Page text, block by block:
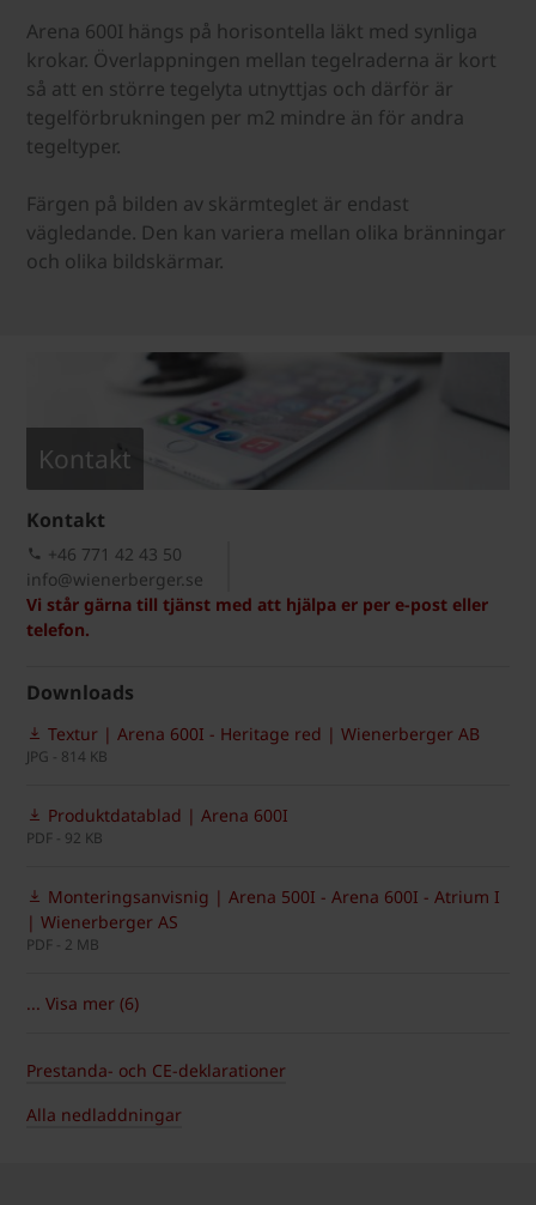
Arena 600I hängs på horisontella läkt med synliga
krokar. Överlappningen mellan tegelraderna är kort
så att en större tegelyta utnyttjas och därför är
tegelförbrukningen per m2 mindre än för andra
tegeltyper.
Färgen på bilden av skärmteglet är endast
vägledande. Den kan variera mellan olika bränningar
och olika bildskärmar.
Kontakt
Kontakt
Vi står gärna till tjänst med att hjälpa er per e-post eller
telefon.
+46 771 42 43 50
info@wienerberger.se
Downloads
Textur | Arena 600I - Heritage red | Wienerberger AB
JPG - 814 KB
Produktdatablad | Arena 600I
PDF - 92 KB
Monteringsanvisnig | Arena 500I - Arena 600I - Atrium I
| Wienerberger AS
PDF - 2 MB
... Visa mer (6)
Prestanda- och CE-deklarationer
Alla nedladdningar